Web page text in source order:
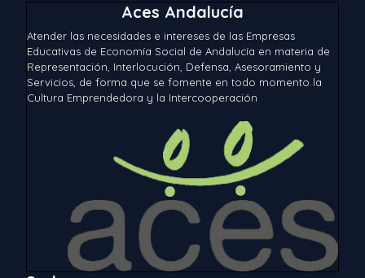
Aces Andalucía
Atender las necesidades e intereses de las Empresas
Educativas de Economía Social de Andalucía en materia de
Representación, Interlocución, Defensa, Asesoramiento y
Servicios, de forma que se fomente en todo momento la
Cultura Emprendedora y la Intercooperación